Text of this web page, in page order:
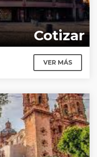
Cotizar
VER MÁS